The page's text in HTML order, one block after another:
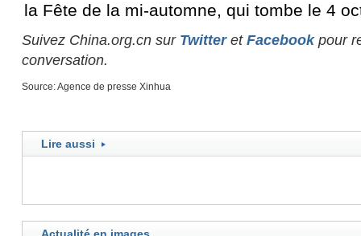
la Fête de la mi-automne, qui tombe le 4
Suivez China.org.cn sur Twitteret Facebookpour
conversation.
Source: Agence de presse Xinhua
Lire aussi